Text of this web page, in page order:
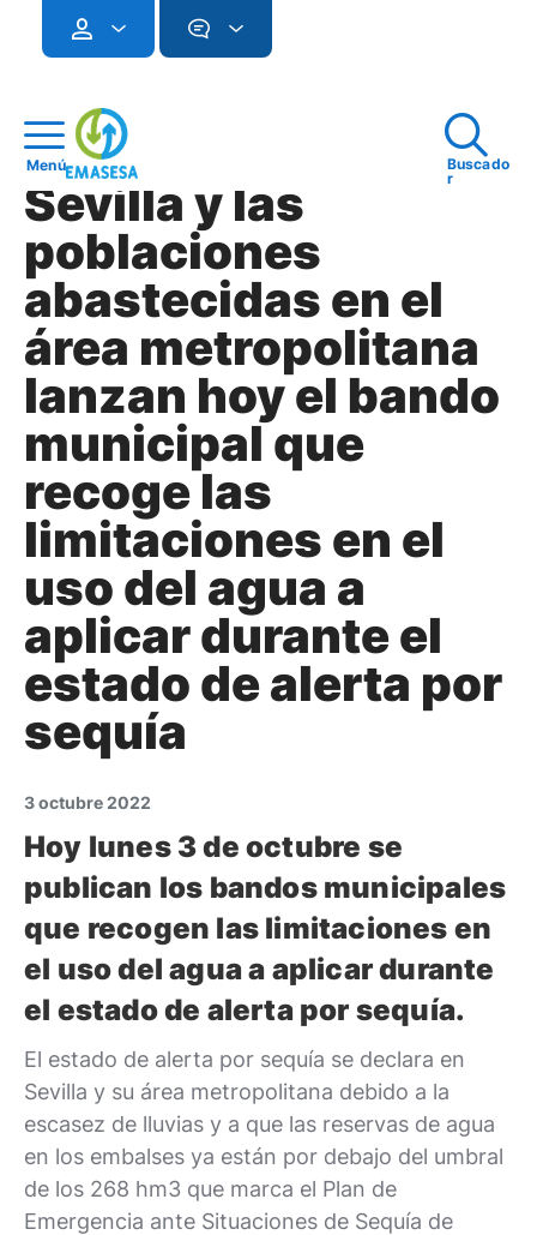
Menú
Buscado
r
Sevilla y las
poblaciones
abastecidas en el
área metropolitana
lanzan hoy el bando
municipal que
recoge las
limitaciones en el
uso del agua a
aplicar durante el
estado de alerta por
sequía
3 octubre 2022
Hoy lunes 3 de octubre se
publican los bandos municipales
que recogen las limitaciones en
el uso del agua a aplicar durante
el estado de alerta por sequía.
El estado de alerta por sequía se declara en
Sevilla y su área metropolitana debido a la
escasez de lluvias y a que las reservas de agua
en los embalses ya están por debajo del umbral
de los 268 hm3 que marca el Plan de
Emergencia ante Situaciones de Sequía de